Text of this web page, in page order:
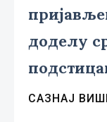
доделу
САЗНАЈ